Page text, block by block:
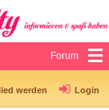
Forum
werden Login